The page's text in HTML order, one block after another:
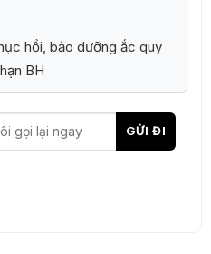
hồi, bảo dưỡng ắc quy
BH